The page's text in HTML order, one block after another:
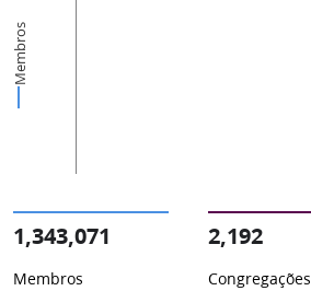
Membros
1,343,071
Membros
2,192
Congregações